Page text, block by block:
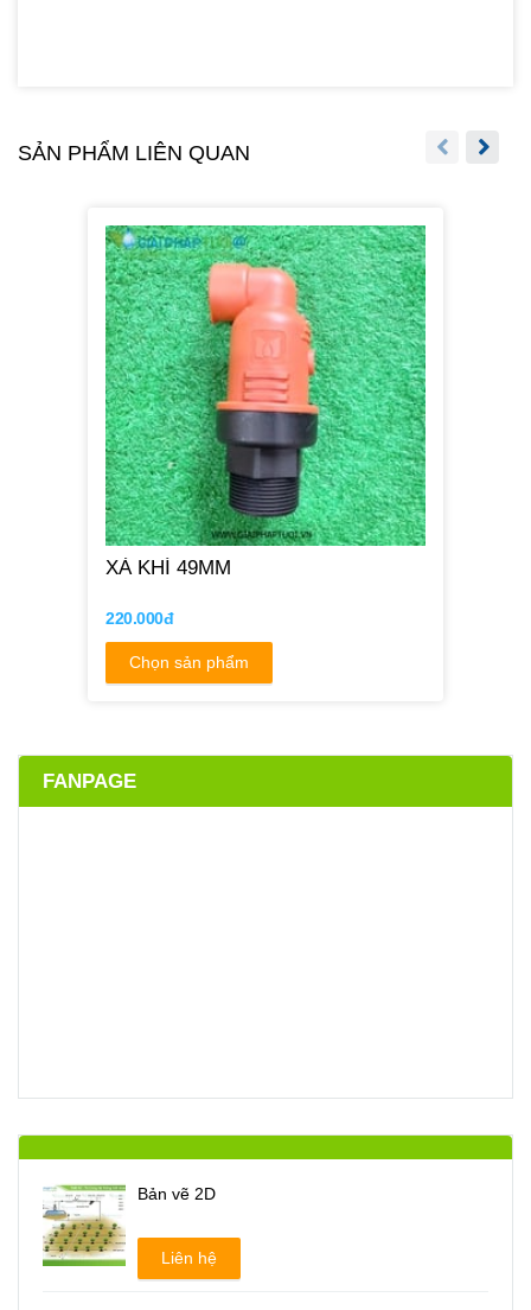
SẢN PHẨM LIÊN QUAN
XẢ KHÍ 49MM
220.000đ
Chọn sản phẩm
FANPAGE
Bản vẽ 2D
Liên hệ